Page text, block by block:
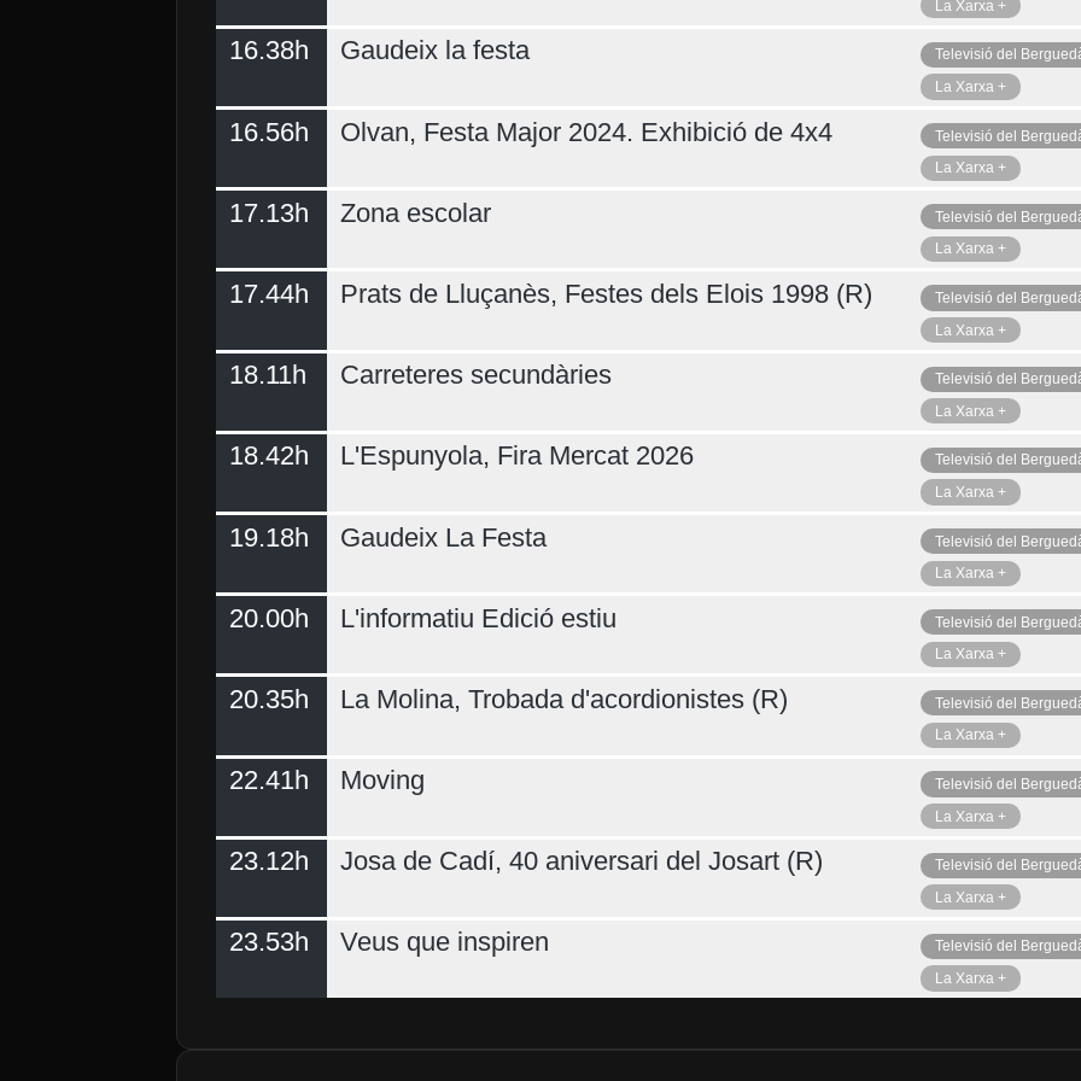
La Xarxa +
16.38h Gaudeix la festa
Televisió del
La Xarxa +
16.56h Olvan, Festa Major 2024. Exhibició de 4x4
Televisió del
La Xarxa +
17.13h Zona escolar
Televisió del
La Xarxa +
17.44h Prats de Lluçanès, Festes dels Elois 1998 (R)
Televisió del
La Xarxa +
18.11h Carreteres secundàries
Televisió del
La Xarxa +
18.42h L'Espunyola, Fira Mercat 2026
Televisió del
La Xarxa +
19.18h Gaudeix La Festa
Televisió del
La Xarxa +
20.00h L'informatiu Edició estiu
Televisió del
La Xarxa +
20.35h La Molina, Trobada d'acordionistes (R)
Televisió del
La Xarxa +
22.41h Moving
Televisió del
La Xarxa +
23.12h Josa de Cadí, 40 aniversari del Josart (R)
Televisió del
La Xarxa +
23.53h Veus que inspiren
Televisió del
La Xarxa +